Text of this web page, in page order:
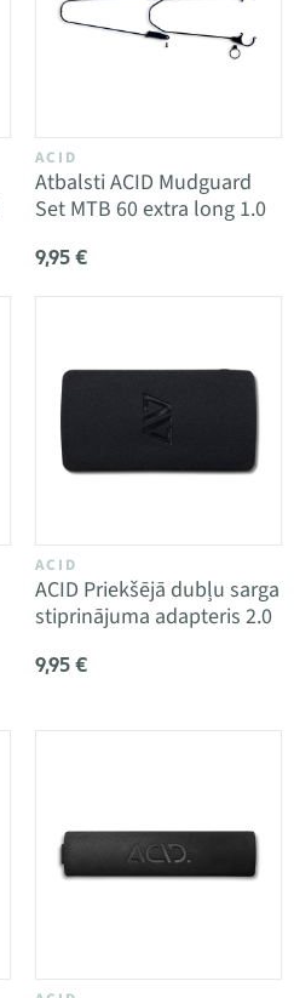
ACID
Atbalsti ACID Mudguard
Set MTB 60 extra long 1.0
9,95 €
ACID
ACID Priekšējā dubļu sarga
stiprinājuma adapteris 2.0
9,95 €